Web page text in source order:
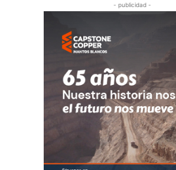
- publicidad -